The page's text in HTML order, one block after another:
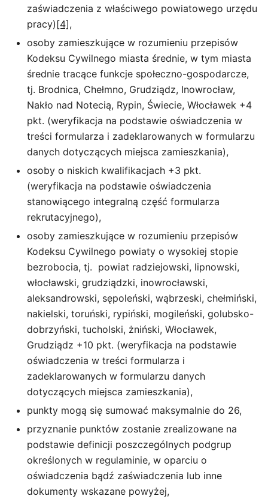
zaświadczenia z właściwego powiatowego urzędu
pracy) [4],
osoby zamieszkujące w rozumieniu przepisów
Kodeksu Cywilnego miasta średnie, w tym miasta
średnie tracące funkcje społeczno-gospodarcze,
tj. Brodnica, Chełmno, Grudziądz, Inowrocław,
Nakło nad Notecią, Rypin, Świecie, Włocławek +4
pkt. (weryfikacja na podstawie oświadczenia w
treści formularza i zadeklarowanych w formularzu
danych dotyczących miejsca zamieszkania),
osoby o niskich kwalifikacjach +3 pkt.
(weryfikacja na podstawie oświadczenia
stanowiącego integralną część formularza
rekrutacyjnego),
osoby zamieszkujące w rozumieniu przepisów
Kodeksu Cywilnego powiaty o wysokiej stopie
bezrobocia, tj. powiat radziejowski, lipnowski,
włocławski, grudziądzki, inowrocławski,
aleksandrowski, sępoleński, wąbrzeski, chełmiński,
nakielski, toruński, rypiński, mogileński, golubsko-
dobrzyński, tucholski, żniński, Włocławek,
Grudziądz +10 pkt. (weryfikacja na podstawie
oświadczenia w treści formularza i
zadeklarowanych w formularzu danych
dotyczących miejsca zamieszkania),
punkty mogą się sumować maksymalnie do 26,
przyznanie punktów zostanie zrealizowane na
podstawie definicji poszczególnych podgrup
określonych w regulaminie, w oparciu o
oświadczenia bądź zaświadczenia lub inne
dokumenty wskazane powyżej,